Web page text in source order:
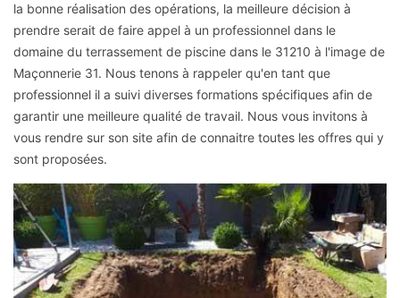
la bonne réalisation des opérations, la meilleure décision à
prendre serait de faire appel à un professionnel dans le
domaine du terrassement de piscine dans le 31210 à l'image de
Maçonnerie 31. Nous tenons à rappeler qu'en tant que
professionnel il a suivi diverses formations spécifiques afin de
garantir une meilleure qualité de travail. Nous vous invitons à
vous rendre sur son site afin de connaitre toutes les offres qui y
sont proposées.